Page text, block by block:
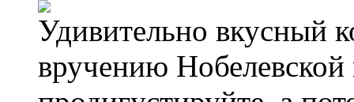
Удивительно вкусный
вручению